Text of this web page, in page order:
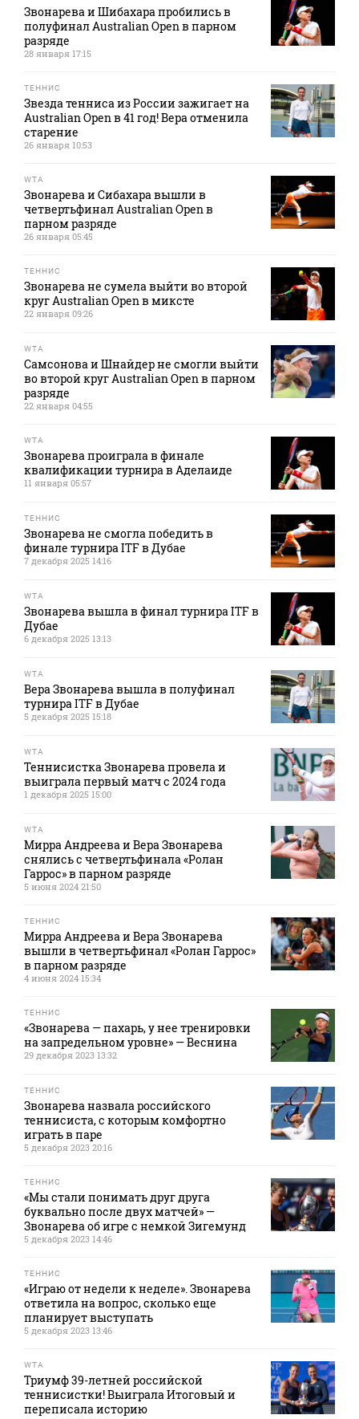
Звонарева и Шибахара пробились в
полуфинал Australian Open в парном
разряде
28 января 17:15
ТЕННИС
Звезда тенниса из России зажигает на
Australian Open в 41 год! Вера отменила
старение
26 января 10:53
WTA
Звонарева и Сибахара вышли в
четвертьфинал Australian Open в
парном разряде
26 января 05:45
ТЕННИС
Звонарева не сумела выйти во второй
круг Australian Open в миксте
22 января 09:26
WTA
Самсонова и Шнайдер не смогли выйти
во второй круг Australian Open в парном
разряде
22 января 04:55
WTA
Звонарева проиграла в финале
квалификации турнира в Аделаиде
11 января 05:57
ТЕННИС
Звонарева не смогла победить в
финале турнира ITF в Дубае
7 декабря 2025 14:16
WTA
Звонарева вышла в финал турнира ITF в
Дубае
6 декабря 2025 13:13
WTA
Вера Звонарева вышла в полуфинал
турнира ITF в Дубае
5 декабря 2025 15:18
WTA
Теннисистка Звонарева провела и
выиграла первый матч с 2024 года
1 декабря 2025 15:00
WTA
Мирра Андреева и Вера Звонарева
снялись с четвертьфинала «Ролан
Гаррос» в парном разряде
5 июня 2024 21:50
ТЕННИС
Мирра Андреева и Вера Звонарева
вышли в четвертьфинал «Ролан Гаррос»
в парном разряде
4 июня 2024 15:34
ТЕННИС
«Звонарева — пахарь, у нее тренировки
на запредельном уровне» — Веснина
29 декабря 2023 13:32
ТЕННИС
Звонарева назвала российского
теннисиста, с которым комфортно
играть в паре
5 декабря 2023 20:16
ТЕННИС
«Мы стали понимать друг друга
буквально после двух матчей» —
Звонарева об игре с немкой Зигемунд
5 декабря 2023 14:46
ТЕННИС
«Играю от недели к неделе». Звонарева
ответила на вопрос, сколько еще
планирует выступать
5 декабря 2023 13:46
WTA
Триумф 39-летней российской
теннисистки! Выиграла Итоговый и
переписала историю